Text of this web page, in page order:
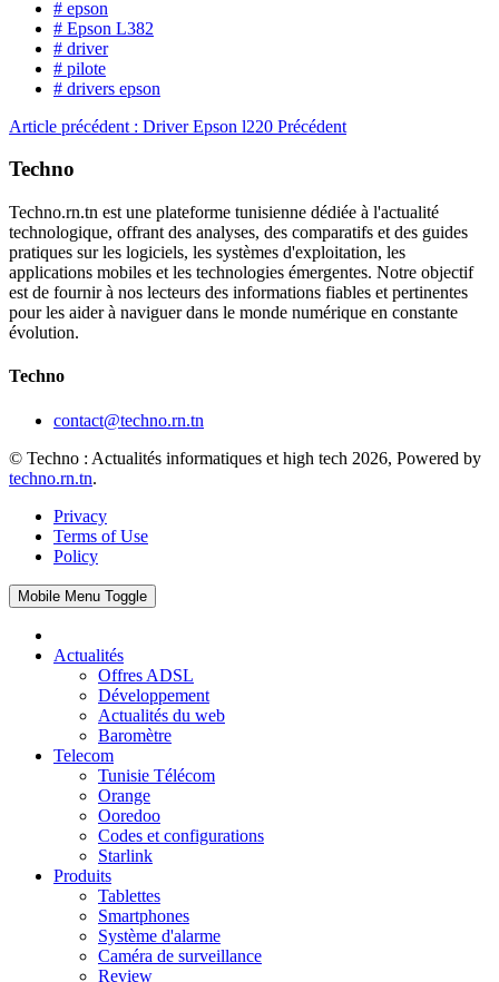
# epson
# Epson L382
# driver
# pilote
# drivers epson
Article précédent : Driver Epson l220 Précédent
Techno
Techno.rn.tn est une plateforme tunisienne dédiée à l'actualité
technologique, offrant des analyses, des comparatifs et des guides
pratiques sur les logiciels, les systèmes d'exploitation, les
applications mobiles et les technologies émergentes. Notre objectif
est de fournir à nos lecteurs des informations fiables et pertinentes
pour les aider à naviguer dans le monde numérique en constante
évolution.
Techno
contact@techno.rn.tn
© Techno : Actualités informatiques et high tech 2026, Powered by
techno.rn.tn.
Privacy
Terms of Use
Policy
Mobile Menu Toggle
Actualités
Offres ADSL
Développement
Actualités du web
Baromètre
Telecom
Tunisie Télécom
Orange
Ooredoo
Codes et configurations
Starlink
Produits
Tablettes
Smartphones
Système d'alarme
Caméra de surveillance
Review